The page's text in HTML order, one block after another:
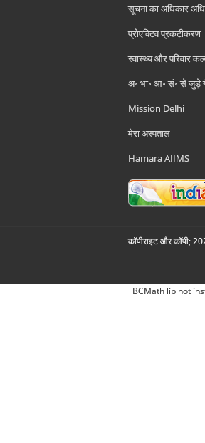
सूचना का अधिकार
प्रोएक्टिव प्रकटीकरण
स्वास्थ्य और परिवार
अ॰ भा॰ आ॰ सं॰ से जुड़े
Mission Delhi
मेरा अस्पताल
Hamara AIIMS
कॉपीराइट और कॉपी;
BCMath lib not